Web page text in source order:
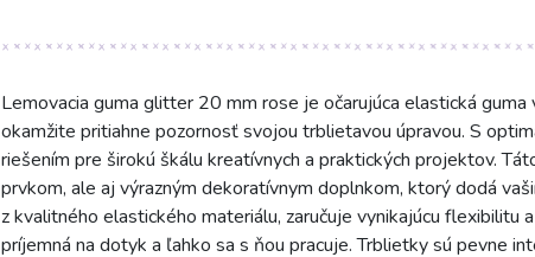
Lemovacia guma glitter 20 mm rose je očarujúca elastická
okamžite pritiahne pozornosť svojou trblietavou úpravou. S
riešením pre širokú škálu kreatívnych a praktických projektov.
prvkom, ale aj výrazným dekoratívnym doplnkom, ktorý dodá
z kvalitného elastického materiálu, zaručuje vynikajúcu flexibilitu
príjemná na dotyk a ľahko sa s ňou pracuje. Trblietky sú pevne